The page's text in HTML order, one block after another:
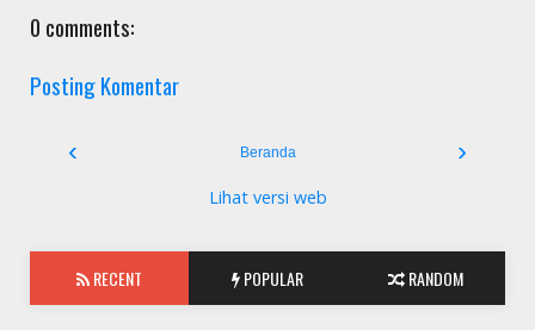
0 comments:
Posting Komentar
‹ ›
Beranda
Lihat versi web
RECENT POPULAR RANDOM